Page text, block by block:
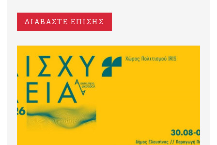
ΔΙΑΒΑΣΤΕ ΕΠΙΣΗΣ